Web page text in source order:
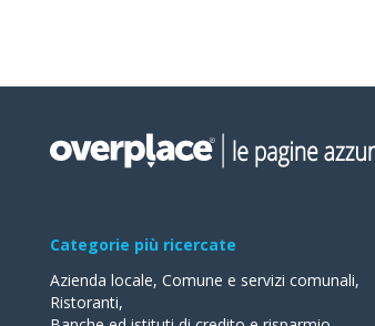
Categorie più ricercate
Azienda locale, Comune e servizi comunali,
Ristoranti,